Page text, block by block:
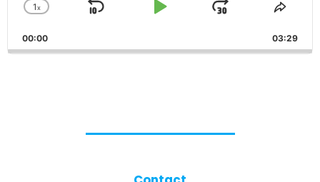
Change
Rate
1x
Skip
Play
Jump
Forward
Share
00:00 03:29